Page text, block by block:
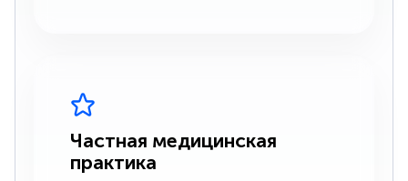
Частная медицинская
практика